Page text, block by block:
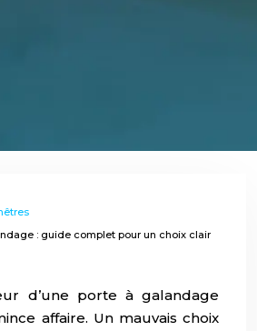
: guide complet pour un choix clair
d’une porte à galandage
affaire. Un mauvais choix